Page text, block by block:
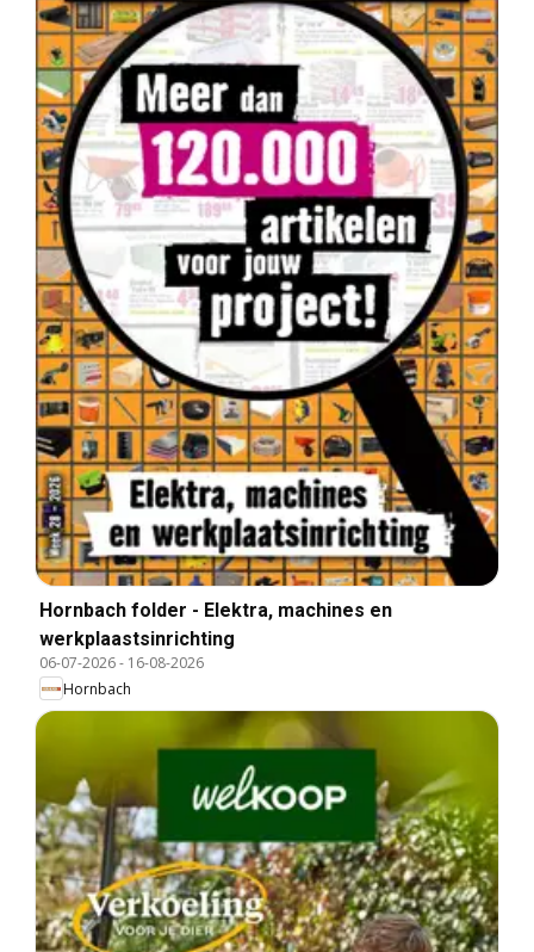
Hornbach folder - Elektra, machines en
werkplaastsinrichting
06-07-2026- 16-08-2026
Hornbach